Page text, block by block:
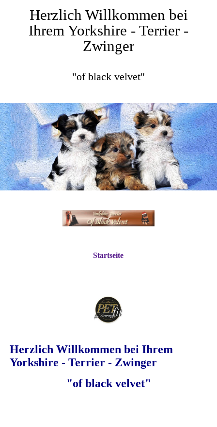
Herzlich Willkommen bei
Ihrem Yorkshire - Terrier -
Zwinger
"of black velvet"
Startseite
Herzlich Willkommen bei Ihrem
Yorkshire - Terrier - Zwinger
"of black velvet"